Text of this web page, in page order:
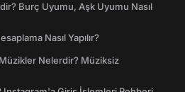
Burç Uyumu, Aşk Uyumu Nasıl
Nasıl Yapılır?
Nelerdir? Müziksiz